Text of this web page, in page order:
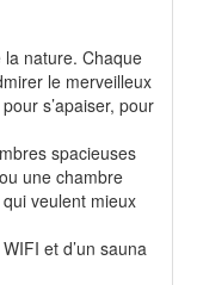
nature. Chaque
le merveilleux
s’apaiser, pour
spacieuses
une chambre
veulent mieux
et d’un sauna